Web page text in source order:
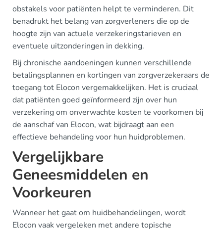
obstakels voor patiënten helpt te verminderen. Dit
benadrukt het belang van zorgverleners die op de
hoogte zijn van actuele verzekeringstarieven en
eventuele uitzonderingen in dekking.
Bij chronische aandoeningen kunnen verschillende
betalingsplannen en kortingen van zorgverzekeraars de
toegang tot Elocon vergemakkelijken. Het is cruciaal
dat patiënten goed geïnformeerd zijn over hun
verzekering om onverwachte kosten te voorkomen bij
de aanschaf van Elocon, wat bijdraagt aan een
effectieve behandeling voor hun huidproblemen.
Vergelijkbare
Geneesmiddelen en
Voorkeuren
Wanneer het gaat om huidbehandelingen, wordt
Elocon vaak vergeleken met andere topische